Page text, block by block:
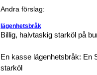
Andra förslag:
lägenhetsbråk
Billig, halvtaskig starköl på
En kasse lägenhetsbråk: En
starköl